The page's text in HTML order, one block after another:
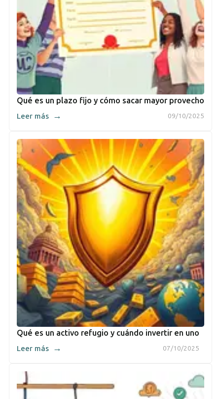
Qué es un plazo fijo y cómo sacar mayor provecho
09/10/2025
Leer más →
Qué es un activo refugio y cuándo invertir en uno
07/10/2025
Leer más →